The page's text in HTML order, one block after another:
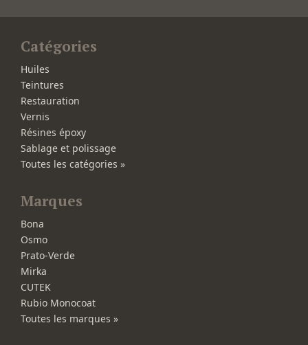
Catégories
Huiles
Teintures
Restauration
Vernis
Résines époxy
Sablage et polissage
Toutes les catégories »
Marques
Bona
Osmo
Prato-Verde
Mirka
CUTEK
Rubio Monocoat
Toutes les marques »